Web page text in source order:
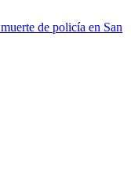
muerte de policía en San